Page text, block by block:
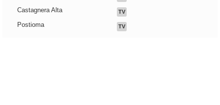
Castagnera Alta TV
Postioma TV